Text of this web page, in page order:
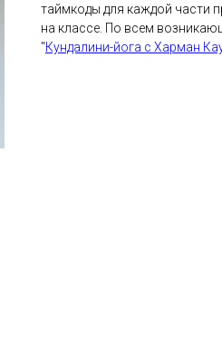
таймкоды для каждой части
на классе. По всем
"Кундалини-йога с Харман